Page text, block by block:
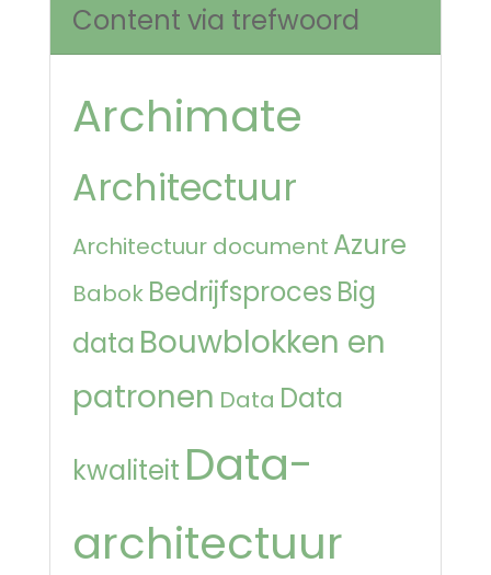
Content via trefwoord
Archimate
Architectuur
Architectuur document Azure
Babok Bedrijfsproces Big
data Bouwblokken en
patronen Data Data
kwaliteit Data-
architectuur